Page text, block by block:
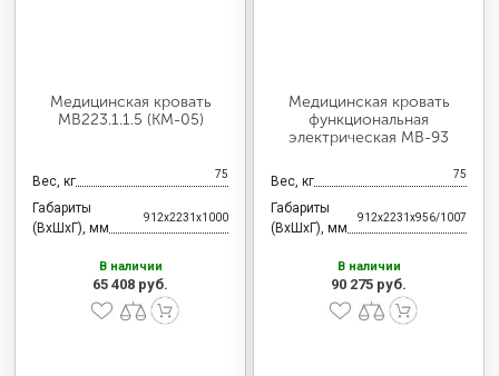
Медицинская кровать
МВ223.1.1.5 (KM-05)
Вес, кг 75
Габариты
(ВхШхГ), мм
912x2231x1000
В наличии
65 408 руб.
Медицинская кровать
функциональная
электрическая МВ-93
Вес, кг 75
Габариты
(ВхШхГ), мм
912x2231x956/1007
В наличии
90 275 руб.